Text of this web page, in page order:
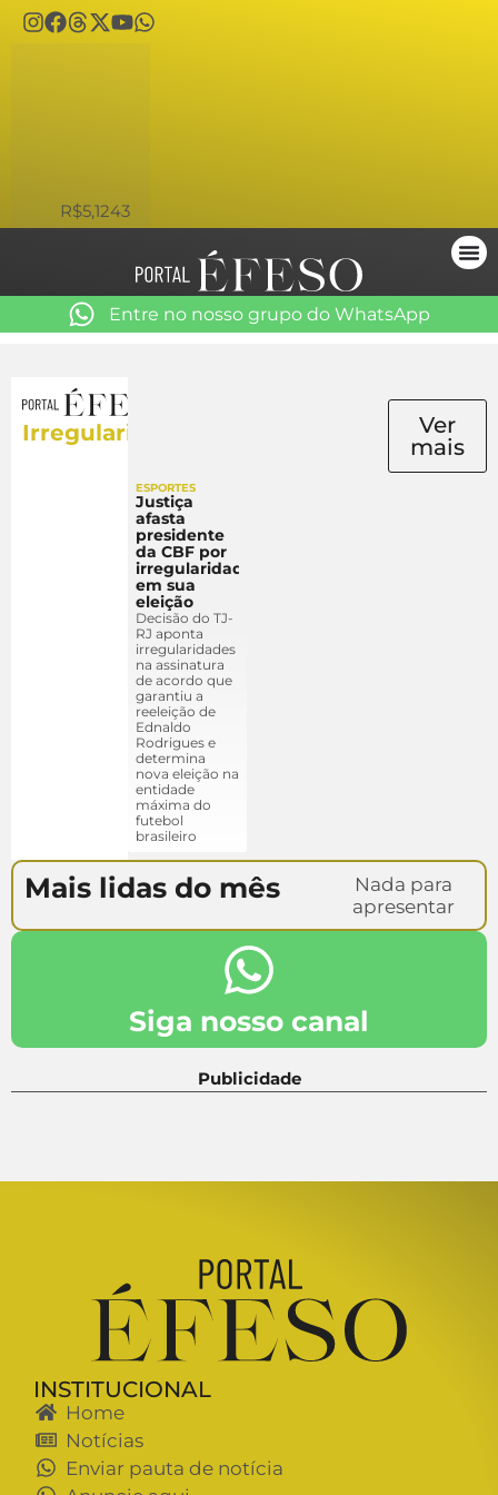
R$5,1243
Entre no nosso grupo do WhatsApp
Irregularidades
ESPORTES
Justiça
afasta
presidente
da CBF por
irregularidades
em sua
eleição
Decisão do TJ-
RJ aponta
irregularidades
na assinatura
de acordo que
garantiu a
reeleição de
Ednaldo
Rodrigues e
determina
nova eleição na
entidade
máxima do
futebol
brasileiro
Ver
mais
Mais lidas do mês
Nada para
apresentar
Siga nosso canal
Publicidade
INSTITUCIONAL
Home
Notícias
Enviar pauta de notícia